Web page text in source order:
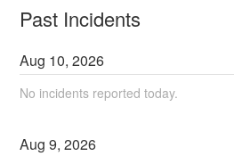
Past Incidents
Aug 10,2026
No incidents reported today.
Aug9,2026